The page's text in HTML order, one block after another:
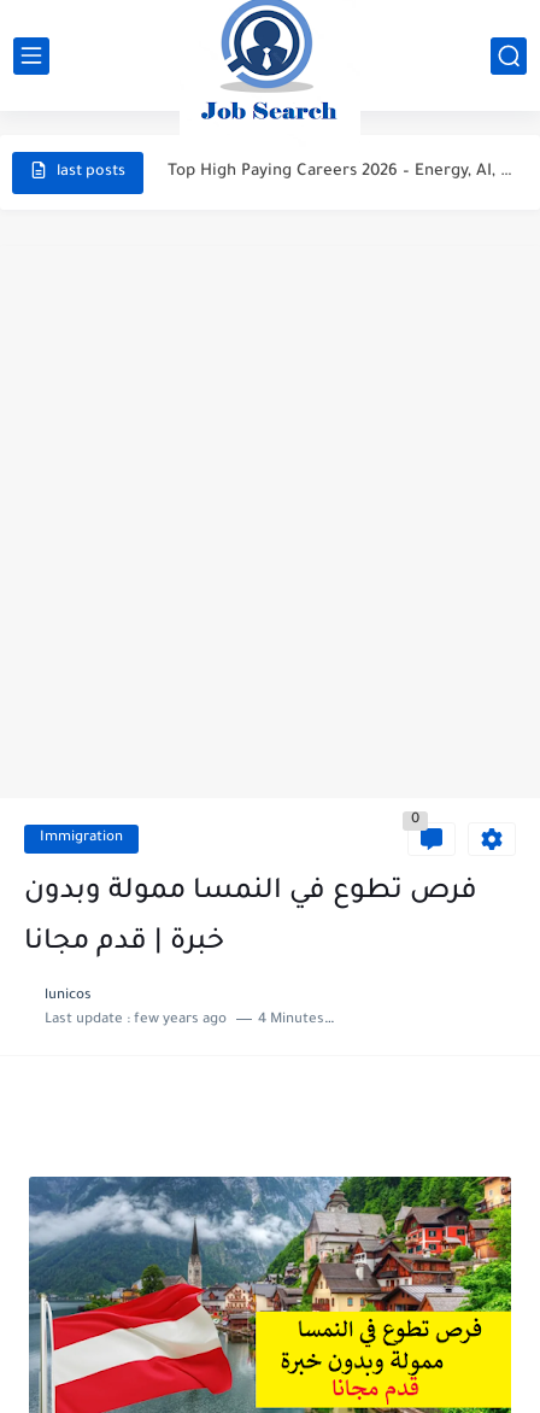
last posts
STC Careers 2026 – Saudi Arabia
Aramco Careers 2026 – Saudi Arabia
Top High Paying Careers 2026 – Energy, AI, FinTech, Space,...
Immigration
0
فرص تطوع في النمسا ممولة وبدون
خبرة | قدم مجانا
lunicos
Last update : few years ago 4 Minutes to read